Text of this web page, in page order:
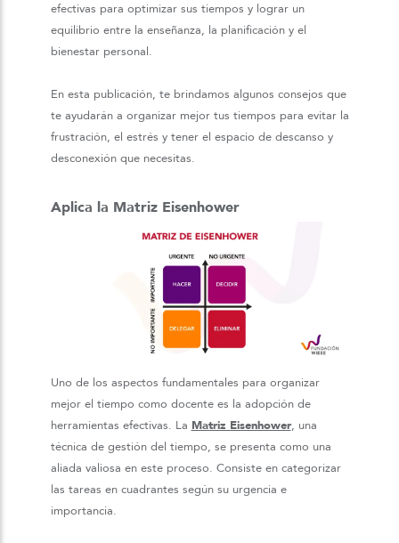
efectivas para optimizar sus tiempos y lograr un
equilibrio entre la enseñanza, la planificación y el
bienestar personal.
En esta publicación, te brindamos algunos consejos que
te ayudarán a organizar mejor tus tiempos para evitar la
frustración, el estrés y tener el espacio de descanso y
desconexión que necesitas.
Aplica la Matriz Eisenhower
Uno de los aspectos fundamentales para organizar
mejor el tiempo como docente es la adopción de
herramientas efectivas. La Matriz Eisenhower, una
técnica de gestión del tiempo, se presenta como una
aliada valiosa en este proceso. Consiste en categorizar
las tareas en cuadrantes según su urgencia e
importancia.